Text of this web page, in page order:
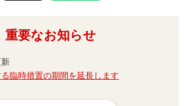
重要なお知らせ
臨時措置の期間を延長します